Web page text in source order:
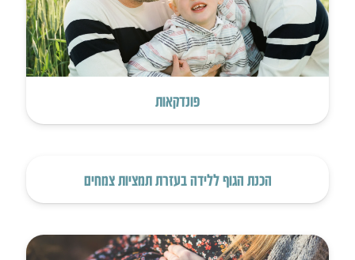
פונדקאות
הכנת הגוף ללידה בעזרת תמציות צמחים